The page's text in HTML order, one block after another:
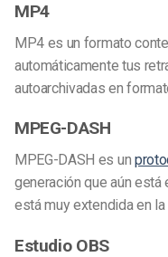
MP4
MP4 es un formato
automáticamente tus
autoarchivadas en
MPEG-DASH
MPEG-DASH es un
generación que aún está
está muy extendida en la
Estudio OBS